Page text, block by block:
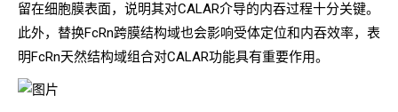
留在细胞膜表面，说明其对CALAR介导的内吞过程十分关键。
此外，替换FcRn跨膜结构域也会影响受体定位和内吞效率，表
明FcRn天然结构域组合对CALAR功能具有重要作用。